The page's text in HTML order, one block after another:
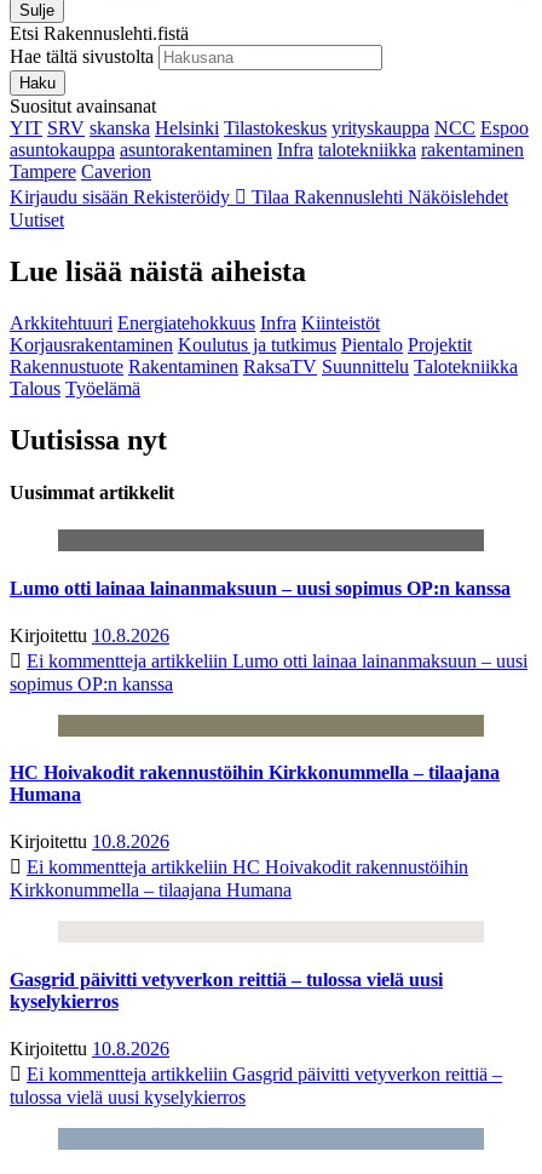
Sulje
Etsi Rakennuslehti.fistä
Hae tältä sivustolta
Haku
Suositut avainsanat
YIT SRV skanska Helsinki Tilastokeskus yrityskauppa NCC Espoo
asuntokauppa asuntorakentaminen Infra talotekniikka rakentaminen
Tampere Caverion
Kirjaudu sisään Rekisteröidy Tilaa Rakennuslehti Näköislehdet
Uutiset
Lue lisää näistä aiheista
Arkkitehtuuri Energiatehokkuus Infra Kiinteistöt
Korjausrakentaminen Koulutus ja tutkimus Pientalo Projektit
Rakennustuote Rakentaminen RaksaTV Suunnittelu Talotekniikka
Talous Työelämä
Uutisissa nyt
Uusimmat artikkelit
Lumo otti lainaa lainanmaksuun – uusi sopimus OP:n kanssa
Kirjoitettu 10.8.2026
Ei kommentteja artikkeliin Lumo otti lainaa lainanmaksuun – uusi
sopimus OP:n kanssa
HC Hoivakodit rakennustöihin Kirkkonummella – tilaajana
Humana
Kirjoitettu 10.8.2026
Ei kommentteja artikkeliin HC Hoivakodit rakennustöihin
Kirkkonummella – tilaajana Humana
Gasgrid päivitti vetyverkon reittiä – tulossa vielä uusi
kyselykierros
Kirjoitettu 10.8.2026
Ei kommentteja artikkeliin Gasgrid päivitti vetyverkon reittiä –
tulossa vielä uusi kyselykierros